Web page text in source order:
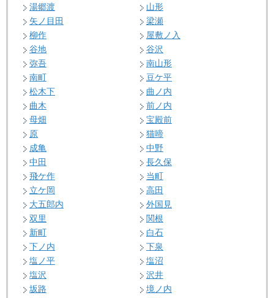
湯郷渡
山形
矢ノ目田
梁瀬
柳作
屋敷ノ入
谷地
谷沢
弥吾
南山形
南町
豆ケ平
松木下
曲ノ内
曲木
前ノ内
母畑
宝殿前
原
猫啼
成亀
中野
中田
長久保
飛ケ作
当町
立ケ岡
高田
大五郎内
外国見
双里
関根
新町
白石
下ノ内
下泉
塩ノ平
塩沼
塩沢
沢井
坂路
境ノ内